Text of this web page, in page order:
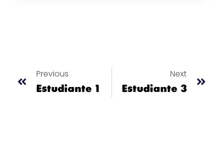
Previous
Estudiante 1
Next
Estudiante 3